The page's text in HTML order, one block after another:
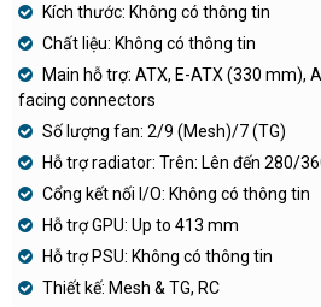
Kích thước: Không có thông tin
Chất liệu: Không có thông tin
Main hỗ trợ: ATX, E-ATX (330 mm),
facing connectors
Số lượng fan: 2/9 (Mesh)/7 (TG)
Hỗ trợ radiator: Trên: Lên đến 280/
Cổng kết nối I/O: Không có thông tin
Hỗ trợ GPU: Up to 413 mm
Hỗ trợ PSU: Không có thông tin
Thiết kế: Mesh & TG, RC